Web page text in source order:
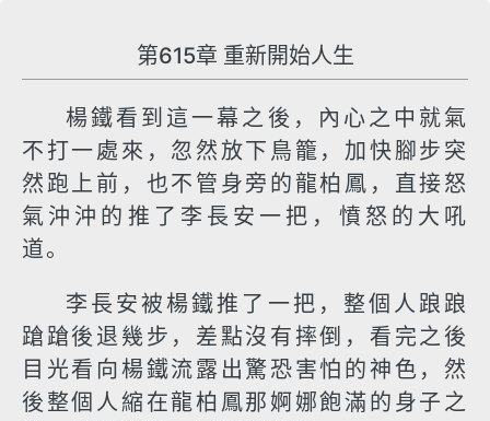
第615章 重新開始人生
楊鐵看到這一幕之後，內心之中就氣
不打一處來，忽然放下鳥籠，加快腳步突
然跑上前，也不管身旁的龍柏鳳，直接怒
氣沖沖的推了李長安一把，憤怒的大吼
道。
李長安被楊鐵推了一把，整個人踉踉
蹌蹌後退幾步，差點沒有摔倒，看完之後
目光看向楊鐵流露出驚恐害怕的神色，然
後整個人縮在龍柏鳳那婀娜飽滿的身子之